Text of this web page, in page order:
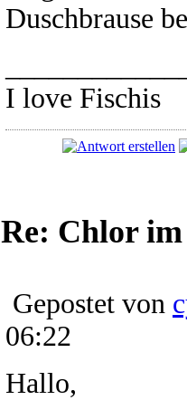
Duschbrause
I love Fischis
Re: Chlor
Gepostet von
06:22
Hallo,